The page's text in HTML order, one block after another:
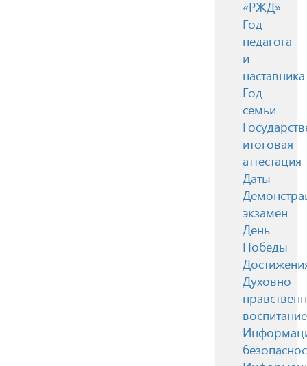
«РЖД»
Год
педагога
и
наставника
Год
семьи
итоговая
аттестация
Даты
экзамен
День
Победы
Духовно-
воспитание